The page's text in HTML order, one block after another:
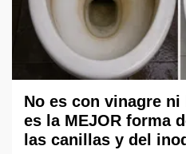
No es con vinagre
es la MEJOR forma
las canillas y del